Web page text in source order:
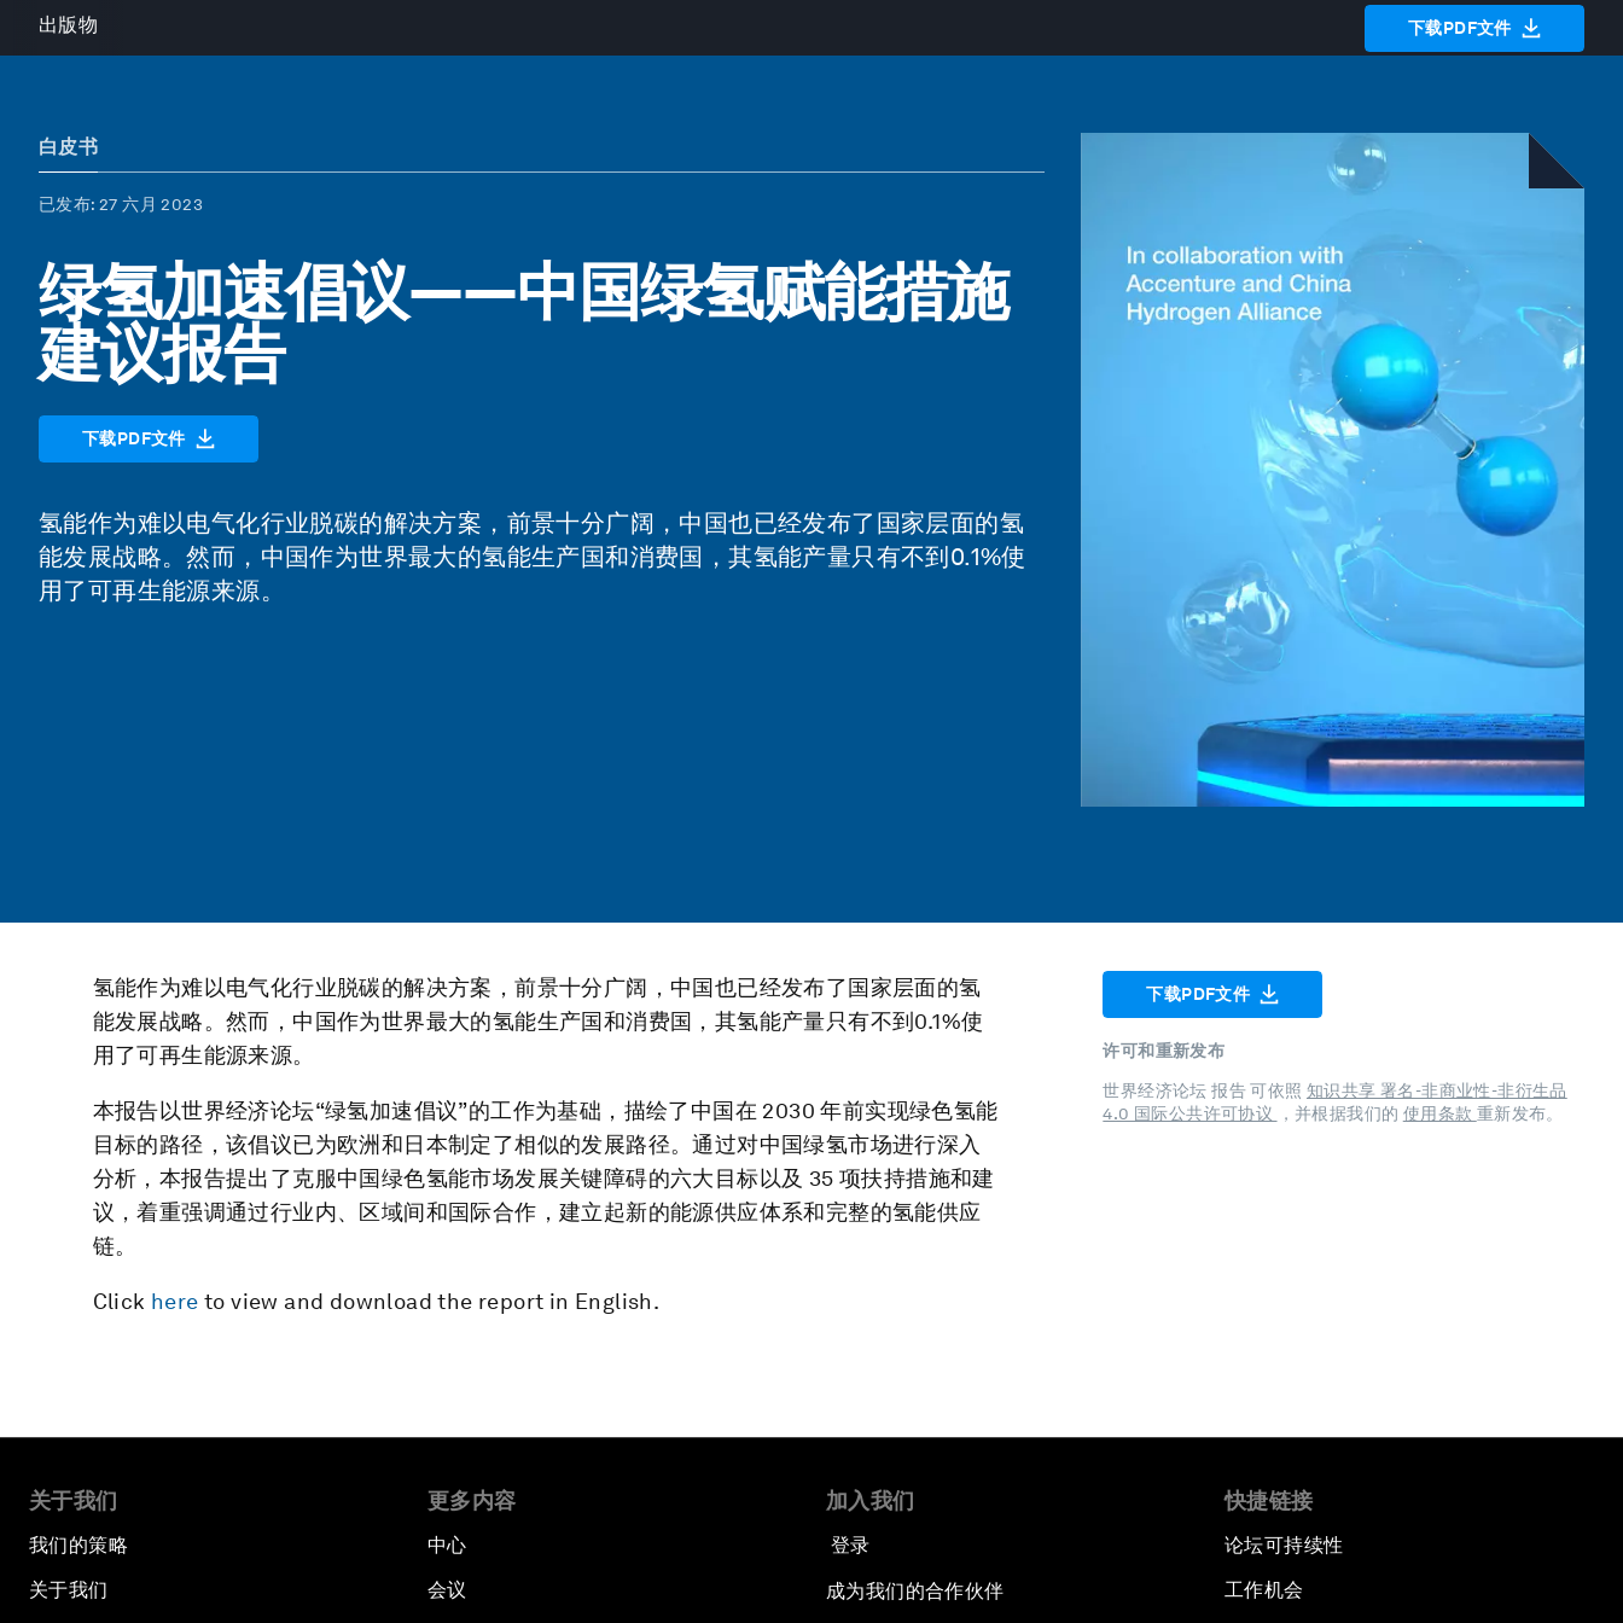
出版物 下载PDF文件
白皮书
已发布: 27 六月 2023
绿氢加速倡议——中国绿氢赋能措施
建议报告
下载PDF文件
氢能作为难以电气化行业脱碳的解决方案，前景十分广阔，中国也已经发布了国家层面的氢
能发展战略。然而，中国作为世界最大的氢能生产国和消费国，其氢能产量只有不到0.1%使
用了可再生能源来源。
氢能作为难以电气化行业脱碳的解决方案，前景十分广阔，中国也已经发布了国家层面的氢
能发展战略。然而，中国作为世界最大的氢能生产国和消费国，其氢能产量只有不到0.1%使
用了可再生能源来源。
本报告以世界经济论坛“绿氢加速倡议”的工作为基础，描绘了中国在 2030 年前实现绿色氢能
目标的路径，该倡议已为欧洲和日本制定了相似的发展路径。通过对中国绿氢市场进行深入
分析，本报告提出了克服中国绿色氢能市场发展关键障碍的六大目标以及 35 项扶持措施和建
议，着重强调通过行业内、区域间和国际合作，建立起新的能源供应体系和完整的氢能供应
链。
Click here to view and download the report in English.
下载PDF文件
许可和重新发布
世界经济论坛 报告 可依照 知识共享 署名-非商业性-非衍生品
4.0 国际公共许可协议
，并根据我们的 使用条款 重新发布。
关于我们
我们的策略
关于我们
更多内容
中心
会议
加入我们
登录
成为我们的合作伙伴
快捷链接
论坛可持续性
工作机会